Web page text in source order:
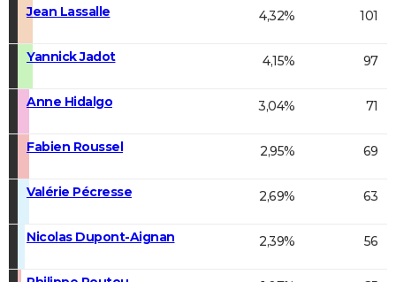
Jean Lassalle 4,32% 101
Yannick Jadot 4,15% 97
Anne Hidalgo 3,04% 71
Fabien Roussel 2,95% 69
Valérie Pécresse 2,69% 63
Nicolas Dupont-Aignan 2,39% 56